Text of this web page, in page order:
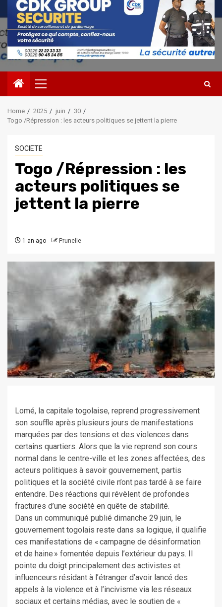
Primary
Menu
Home 2025 juin
30
Togo /Répression : les acteurs politiques se jettent la pierre
SOCIETE
Togo /Répression : les
acteurs politiques se
jettent la pierre
1 an ago Prunelle
Lomé, la capitale togolaise, reprend progressivement
son souffle après plusieurs jours de manifestations
marquées par des tensions et des violences dans
certains quartiers. Alors que la vie reprend son cours
normal dans le centre-ville et les zones affectées, des
acteurs politiques à savoir gouvernement, partis
politiques et la société civile n’ont pas tardé à se faire
entendre. Des réactions qui révèlent de profondes
fractures d’une société en quête de stabilité.
Dans un communiqué publié dimanche 29 juin, le
gouvernement togolais reste dans sa logique, il qualifie
ces manifestations de « campagne de désinformation
et de haine » fomentée depuis l’extérieur du pays. Il
pointe du doigt principalement des activistes et
influenceurs résidant à l’étranger d’avoir lancé des
appels à la violence et à l’incivisme via les réseaux
sociaux et certains médias, avec le soutien de «